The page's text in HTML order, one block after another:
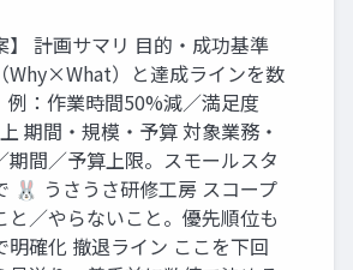
】 計画サマリ 目的・成功基準
Why×What）と達成ラインを数
例：作業時間50%減／満足度
期間・規模・予算 対象業務・
期間／予算上限。スモールスタ
🐰 うさうさ研修工房 スコープ
と／やらないこと。優先順位も
明確化 撤退ライン ここを下回